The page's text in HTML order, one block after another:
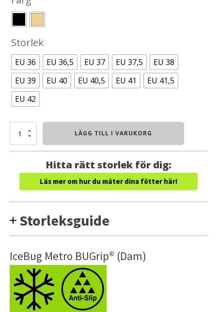
was:
2400kr.1800kr.
Storlek
EU 36 EU 36,5 EU 37 EU 37,5
EU 38
EU 39
EU 40 EU 40,5 EU 41
EU 41,5
EU 42
IceBug
2
LÄGG TILL I VARUKORG
Hitta rätt storlek för dig:
Läs mer om hur du mäter dina fötter här!
Storleksguide
IceBug Metro BUGrip® (Dam)